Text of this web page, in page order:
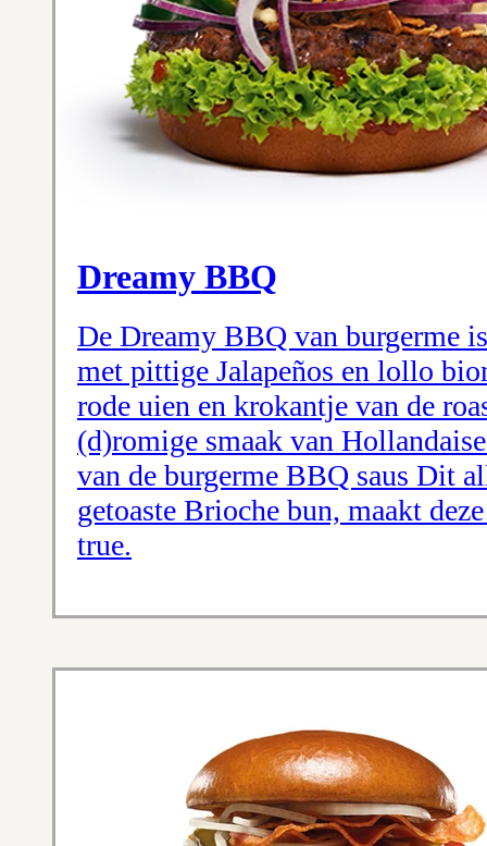
Dreamy BBQ
De Dreamy BBQ van burgerme
met pittige Jalapeños en lollo
rode uien en krokantje van de
(d)romige smaak van
van de burgerme BBQ saus Dit
getoaste Brioche bun, maakt
true.